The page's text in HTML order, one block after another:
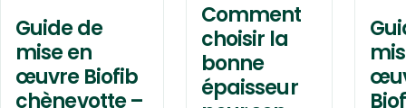
Guide de
mise en
œuvre Biofib
chènevotte –
Comment
choisir la
bonne
épaisseur